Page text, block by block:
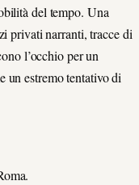
del tempo. Una
privati narranti, tracce di
l’occhio per un
un estremo tentativo di